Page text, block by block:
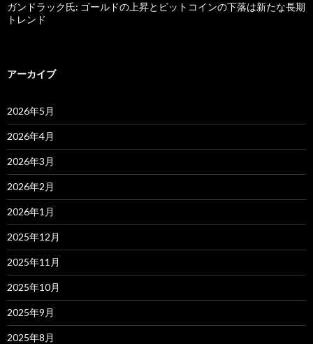
ガンドラック氏: ゴールドの上昇とビットコインの下落は新たな長期
トレンド
アーカイブ
2026年5月
2026年4月
2026年3月
2026年2月
2026年1月
2025年12月
2025年11月
2025年10月
2025年9月
2025年8月